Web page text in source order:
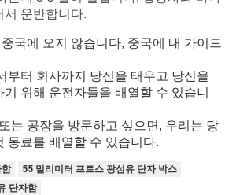
서 운반합니다.
국에 오지 않습니다, 중국에 내 가이드
부터 회사까지 당신을 태우고 당신을
위해 운전자들을 배열할 수 있습니
는 공장을 방문하고 싶으면, 우리는 당
동료를 배열할 수 있습니다.
55 밀리미터 프트스 광섬유 단자 박스
단자함